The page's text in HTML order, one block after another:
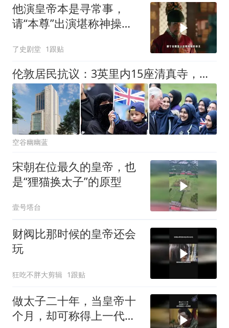
他演皇帝本是寻常事，
请“本尊”出演堪称神操
了史剧堂 1跟贴
伦敦居民抗议：3英里内15座清真寺，将再建13层超大型建筑
空谷幽幽蓝
宋朝在位最久的皇帝，也
是“狸猫换太子”的原型
壹号塔台
财阀比那时候的皇帝还会
玩
狂吃不胖大剪辑 1跟贴
做太子二十年，当皇帝十
个月，却可称得上一代明